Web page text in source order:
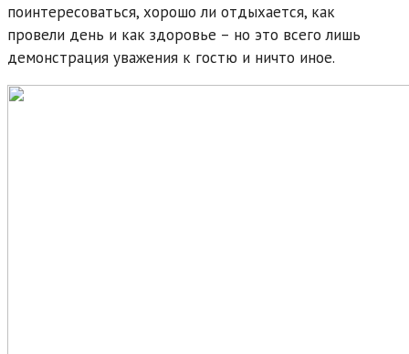
поинтересоваться, хорошо ли отдыхается, как
провели день и как здоровье – но это всего лишь
демонстрация уважения к гостю и ничто иное.